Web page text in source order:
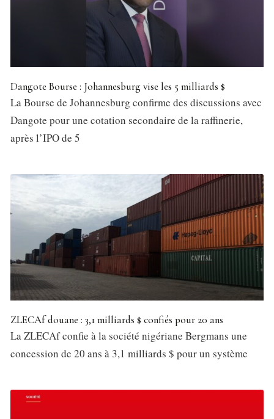
Dangote Bourse : Johannesburg vise les 5 milliards $
La Bourse de Johannesburg confirme des discussions avec
Dangote pour une cotation secondaire de la raffinerie,
après l’IPO de 5
ZLECAf douane : 3,1 milliards $ confiés pour 20 ans
La ZLECAf confie à la société nigériane Bergmans une
concession de 20 ans à 3,1 milliards $ pour un système